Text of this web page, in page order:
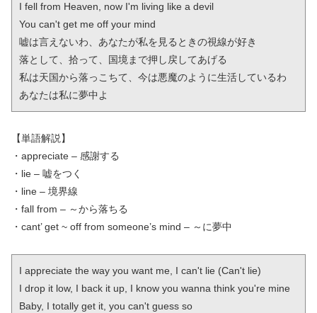
I fell from Heaven, now I'm living like a devil
You can't get me off your mind
嘘は言えないわ、あなたが私を見るときの視線が好き
落として、拾って、国境まで押し戻してあげる
私は天国から落っこちて、今は悪魔のように生活しているわ
あなたは私に夢中よ
【単語解説】
・appreciate – 感謝する
・lie – 嘘をつく
・line – 境界線
・fall from – ～から落ちる
・cant’ get ~ off from someone’s mind – ～に夢中
I appreciate the way you want me, I can't lie (Can't lie)
I drop it low, I back it up, I know you wanna think you're mine
Baby, I totally get it, you can't guess so